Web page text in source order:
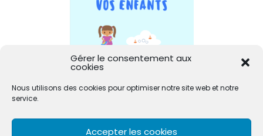
Gérer le consentement aux
cookies
Nous utilisons des cookies pour optimiser notre site web et notre
service.
Accepter les cookies